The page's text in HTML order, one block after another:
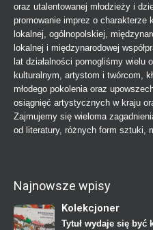
oraz utalentowanej młodzieży i
promowanie imprez o charakterze
lokalnej, ogólnopolskiej,
lokalnej i międzynarodowej
lat działalności pomogliśmy wielu
kulturalnym, artystom i twórcom,
młodego pokolenia oraz
osiągnięć artystycznych w kraju
Zajmujemy się wieloma
od literatury, różnych form sztuki,
Najnowsze wpisy
Kolekcjoner
Tytuł wydaje się